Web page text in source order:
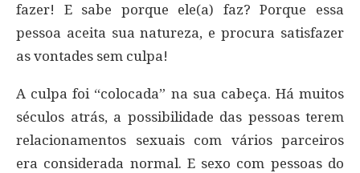
fazer! E sabe porque ele(a) faz? Porque essa
pessoa aceita sua natureza, e procura satisfazer
as vontades sem culpa!
A culpa foi “colocada” na sua cabeça. Há muitos
séculos atrás, a possibilidade das pessoas terem
relacionamentos sexuais com vários parceiros
era considerada normal. E sexo com pessoas do